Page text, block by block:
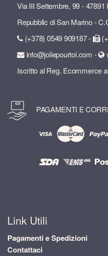
Via III Settembre, 99 - 47891
Repubblic di San Marino -
(+378) 0549 909187 -
info@joliepourtoi.com -
Iscritto al Reg. Ecommerce
PAGAMENTI E
Link Utili
Pagamenti e Spedizioni
Contattaci